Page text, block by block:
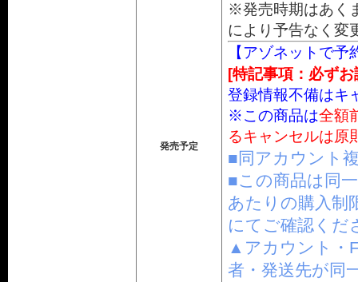
発売予定
※発売時期はあく
により予告なく変
【アゾネットで
[特記事項：必ず
登録情報不備はキ
※この商品は全額
るキャンセルは原
■同アカウント
■この商品は同
あたりの購入制
にてご確認くだ
▲アカウント・
者・発送先が同